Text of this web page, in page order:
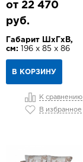
от 22 470
руб.
Габарит ШхГхВ,
см: 196 х 85 х 86
В КОРЗИНУ
К сравнению
В избранное